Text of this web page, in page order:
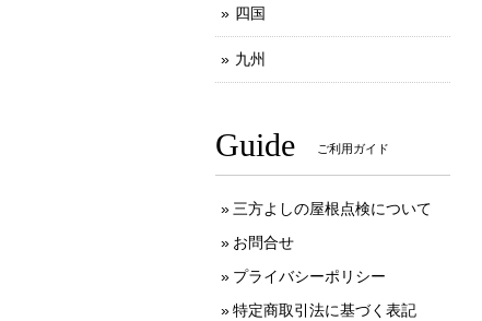
四国
九州
Guide ご利用ガイド
三方よしの屋根点検について
お問合せ
プライバシーポリシー
特定商取引法に基づく表記